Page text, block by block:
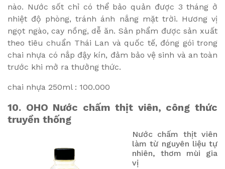
nào. Nước sốt chỉ có thể bảo quản được 3 tháng ở
nhiệt độ phòng, tránh ánh nắng mặt trời. Hương vị
ngọt ngào, cay nồng, dễ ăn. Sản phẩm được sản xuất
theo tiêu chuẩn Thái Lan và quốc tế, đóng gói trong
chai nhựa có nắp đậy kín, đảm bảo vệ sinh và an toàn
trước khi mở ra thưởng thức.
chai nhựa 250ml : 100.000
10. OHO Nước chấm thịt viên, công thức
truyền thống
Nước chấm thịt viên
làm từ nguyên liệu tự
nhiên, thơm mùi gia
vị